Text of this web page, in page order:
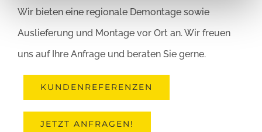
Wir bieten eine regionale Demontage sowie
Auslieferung und Montage vor Ort an. Wir freuen
uns auf Ihre Anfrage und beraten Sie gerne.
KUNDENREFERENZEN
JETZT ANFRAGEN!